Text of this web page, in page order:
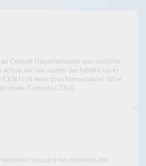
au Conseil Départemental une visibilité
action sociale auprès des bénéficiaires
CESU soit émis sous forme papier (titre
(Compte CESU).
récupère les montants des